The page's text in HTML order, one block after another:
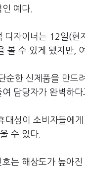
예다.
디자이너는 12일(현
볼 수 있게 됐지만,
순한 신제품을 만드
담당자가 완벽하
대성이 소비자들에
수 있다.
는 해상도가 높아